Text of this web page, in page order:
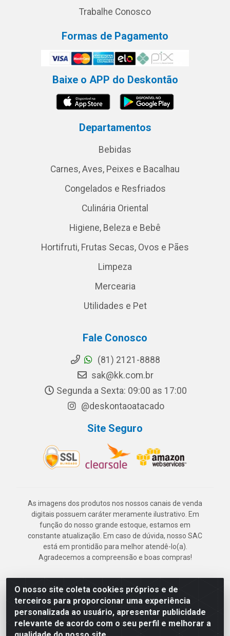
O nosso site coleta cookies próprios e de
terceiros para proporcionar uma experiência
personalizada ao usuário, apresentar publicidade
relevante de acordo com o seu perfil e melhorar a
Trabalhe Conosco
Formas de Pagamento
Baixe o APP do Deskontão
Departamentos
Bebidas
Carnes, Aves, Peixes e Bacalhau
Congelados e Resfriados
Culinária Oriental
Higiene, Beleza e Bebê
Hortifruti, Frutas Secas, Ovos e Pães
Limpeza
Mercearia
Utilidades e Pet
Fale Conosco
(81) 2121-8888
sak@kk.com.br
Segunda a Sexta: 09:00 as 17:00
@deskontaoatacado
Site Seguro
As imagens dos produtos nos nossos canais de venda
digitais possuem caráter meramente ilustrativo. Em
função do nosso grande estoque, estamos em
constante atualização. Em caso de dúvida, nosso SAC
está em prontidão para melhor atendê-lo(a).
Agradecemos a compreensão e boas compras!
Deskontão Atacado - Av. Marechal Mascarenhas de Morais, 2471 -
Imbiribeira - Recife/PE - CEP 51.150-001 - CNPJ 24.150.377/0003-
57